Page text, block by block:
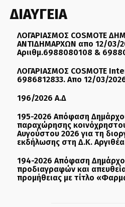
ΔΙΑΥΓΕΙΑ
ΛΟΓΑΡΙΑΣΜΟΣ COSMOTE
ΑΝΤΙΔΗΜΑΡΧΩΝ απο 12/03/
Αριιθμ.6988080108 &
ΛΟΓΑΡΙΑΣΜΟΣ COSMOTE
6986812833. Απο 12/03/
196/2026 Α.Δ
195-2026 Απόφαση
παραχώρησης
Αυγούστου 2026 για τη
εκδήλωσης στη Δ.Κ.
194-2026 Απόφαση
προδιαγραφών και
προμήθειας με τίτλο